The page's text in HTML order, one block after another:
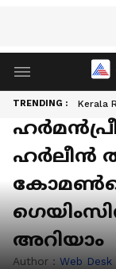
TRENDING : Kerala
ഹര്‍ലീന്‍
അറിയാം
Author : Web Desk